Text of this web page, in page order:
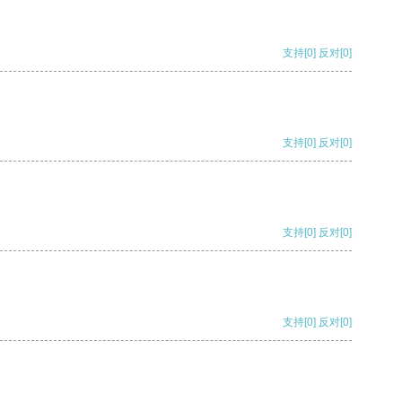
支持[0] 反对[0]
支持[0] 反对[0]
支持[0] 反对[0]
支持[0] 反对[0]